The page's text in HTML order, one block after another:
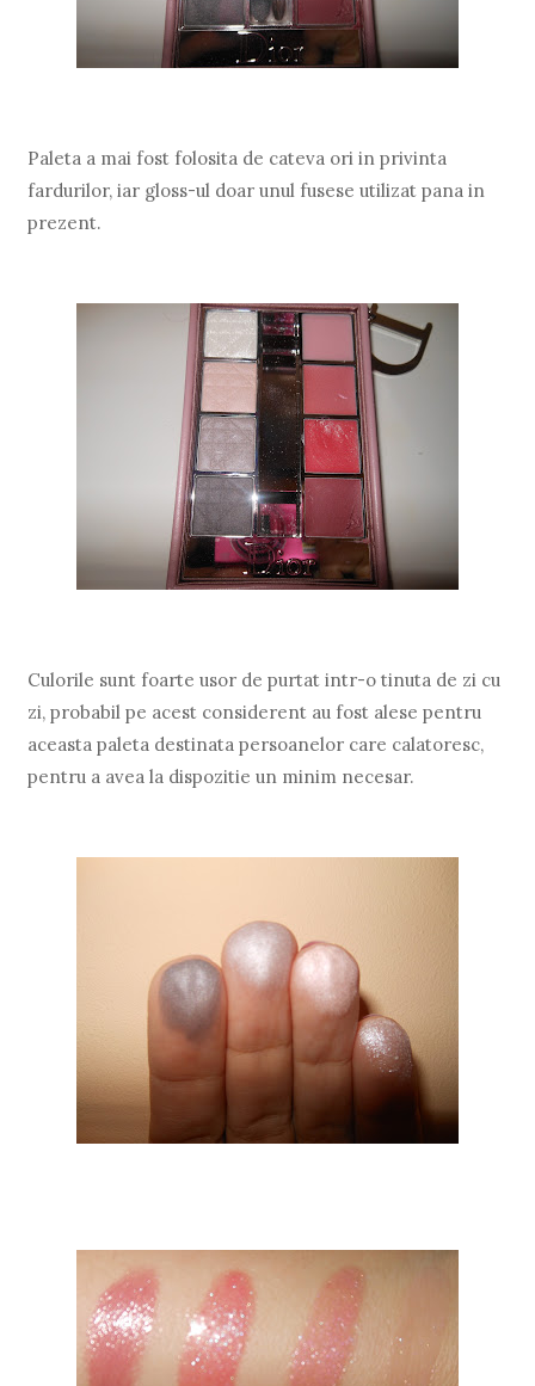
Paleta a mai fost folosita de cateva ori in privinta
fardurilor, iar gloss-ul doar unul fusese utilizat pana in
prezent.
Culorile sunt foarte usor de purtat intr-o tinuta de zi cu
zi, probabil pe acest considerent au fost alese pentru
aceasta paleta destinata persoanelor care calatoresc,
pentru a avea la dispozitie un minim necesar.